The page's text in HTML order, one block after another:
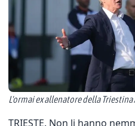
L'ormai ex allenatore della
TRIESTE. Non li hanno